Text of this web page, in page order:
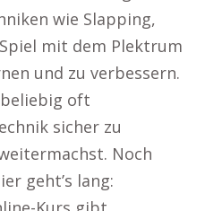
wie Slapping,
mit dem Plektrum
und zu verbessern.
oft
sicher zu
Noch
geht’s lang: